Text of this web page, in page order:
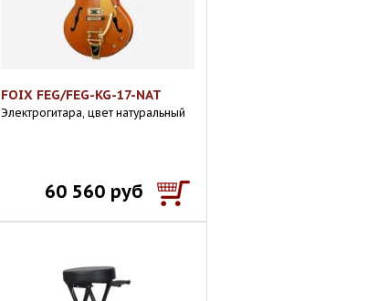
FOIX FEG/FEG-KG-17-NAT
Электрогитара, цвет натуральный
60 560 руб